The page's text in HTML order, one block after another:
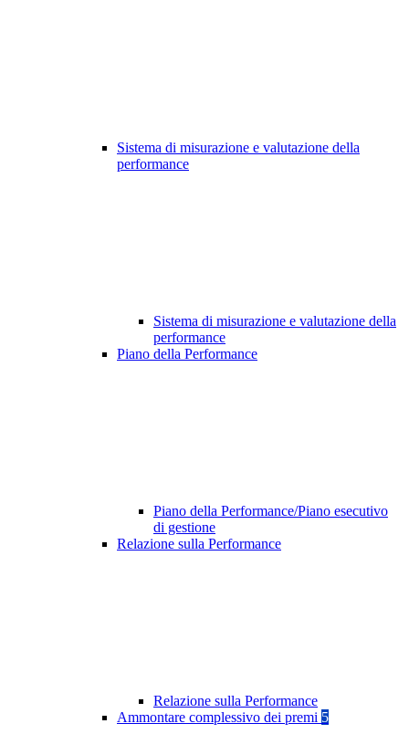
Sistema di misurazione e valutazione della
performance
Sistema di misurazione e valutazione della
performance
Piano della Performance
Piano della Performance/Piano esecutivo
di gestione
Relazione sulla Performance
Relazione sulla Performance
Ammontare complessivo dei premi 5